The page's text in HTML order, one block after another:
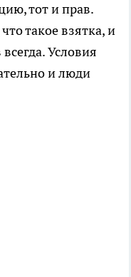
тот и прав.
такое взятка, и
Условия
и люди